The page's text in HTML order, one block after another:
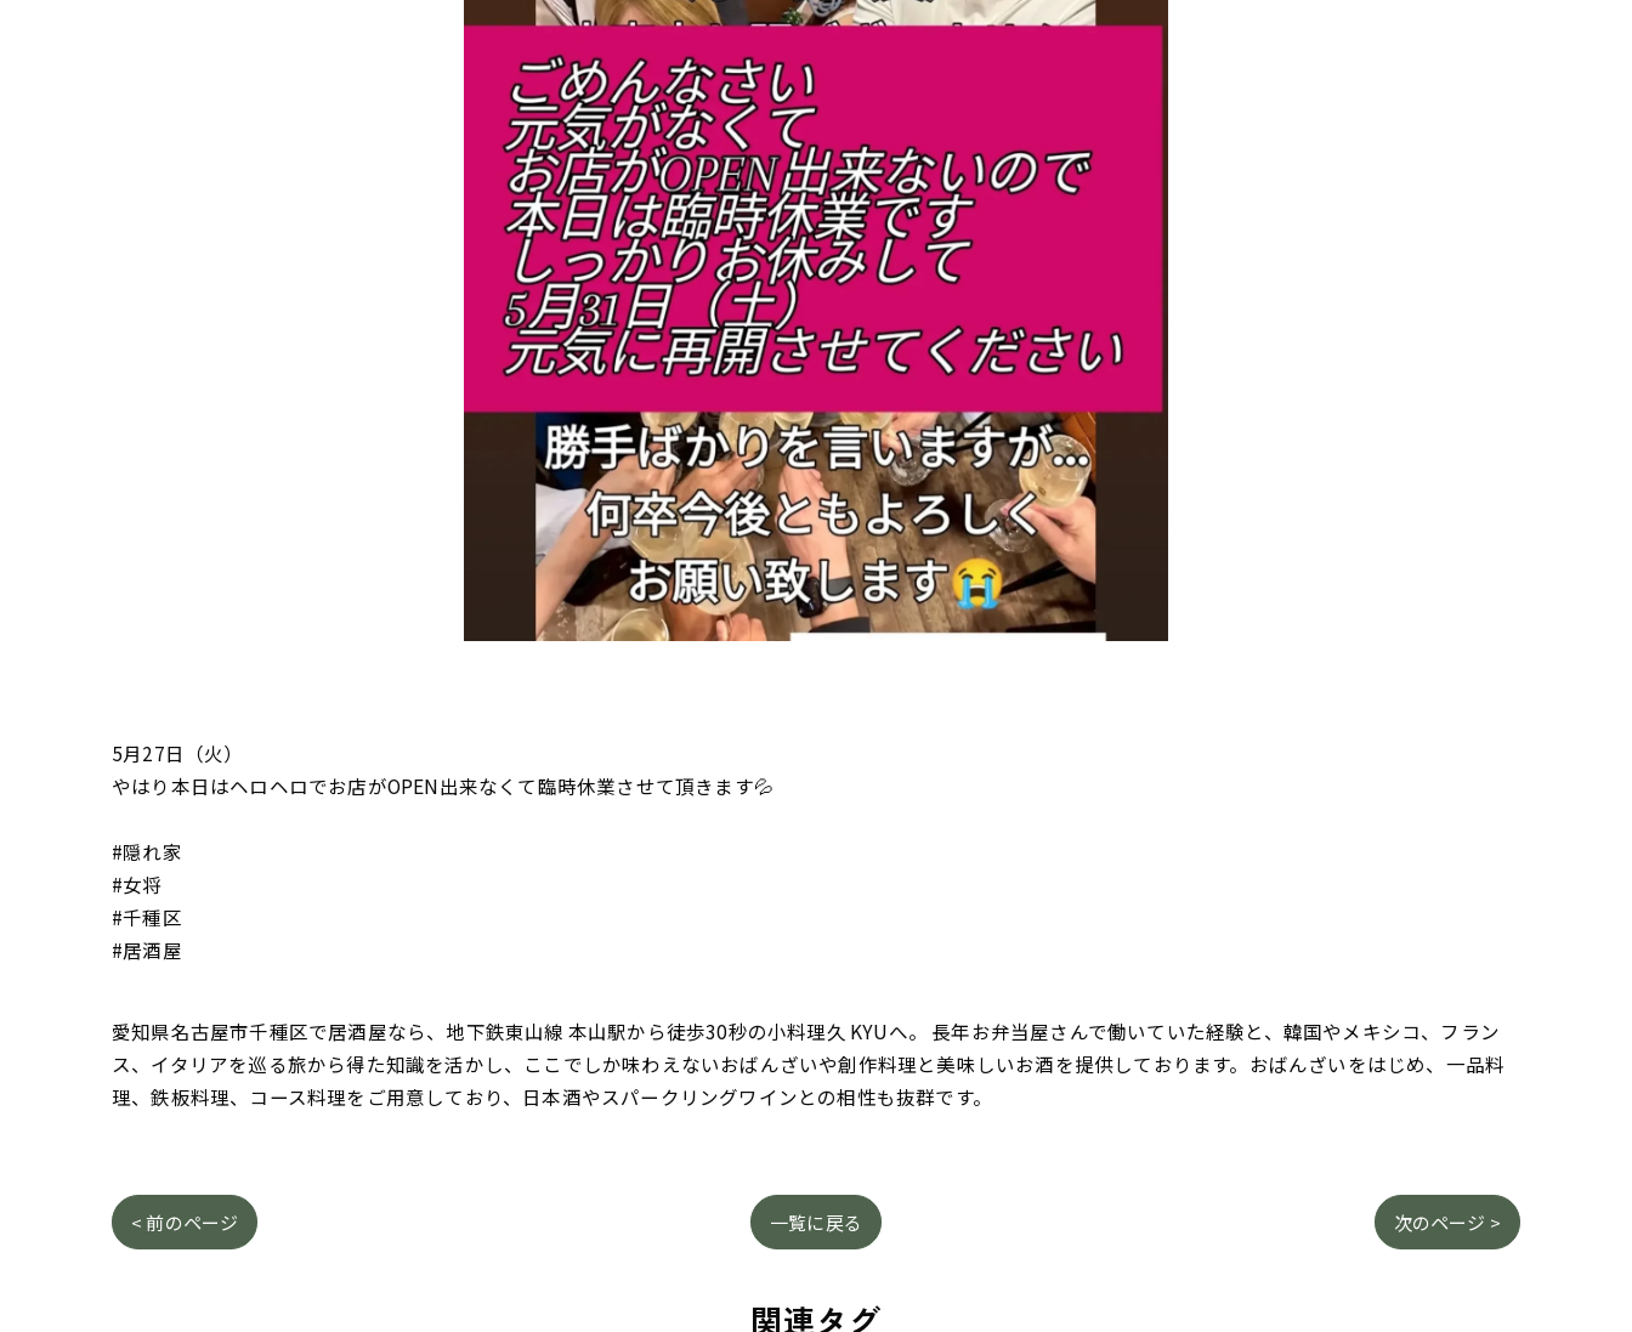
5月27日（火）
やはり本日はヘロヘロでお店がOPEN出来なくて臨時休業させて頂きます💦
#隠れ家
#女将
#千種区
#居酒屋
愛知県名古屋市千種区で居酒屋なら、地下鉄東山線 本山駅から徒歩30秒の小料理久 KYUへ。 長年お弁当屋さんで働いていた経験と、韓国やメキシコ、フラン
ス、イタリアを巡る旅から得た知識を活かし、ここでしか味わえないおばんざいや創作料理と美味しいお酒を提供しております。おばんざいをはじめ、一品料
理、鉄板料理、コース料理をご用意しており、日本酒やスパークリングワインとの相性も抜群です。
< 前のページ 一覧に戻る 次のページ >
関連タグ